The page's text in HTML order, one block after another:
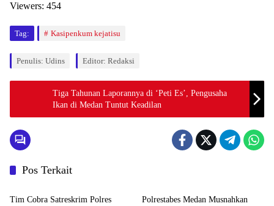
Viewers: 454
Tag: Kasipenkum kejatisu
Penulis: Udins Editor: Redaksi
Tiga Tahunan Laporannya di ‘Peti Es’, Pengusaha
Ikan di Medan Tuntut Keadilan
Pos Terkait
Hukum & Kriminal
Tim Cobra Satreskrim Polres
Polrestabes Medan Musnahkan